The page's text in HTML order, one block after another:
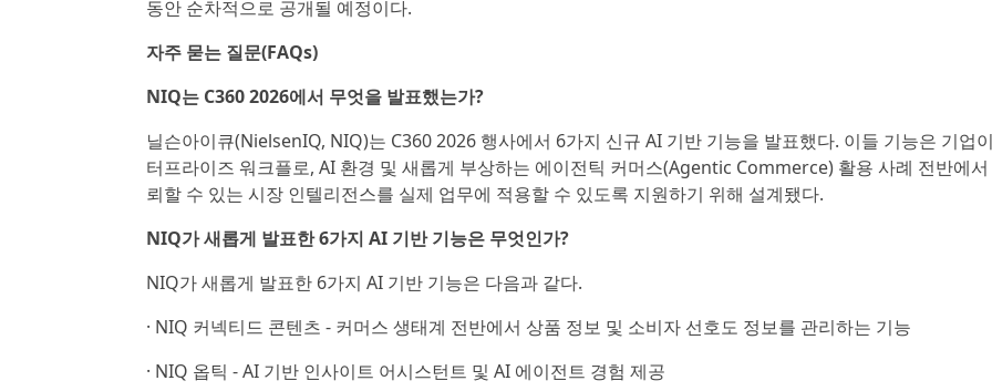
동안 순차적으로 공개될 예정이다.
자주 묻는 질문(FAQs)
NIQ는 C360 2026에서 무엇을 발표했는가?
닐슨아이큐(NielsenIQ, NIQ)는 C360 2026 행사에서 6가지 신규 AI 기반 기능을 발표했다. 이들 기능은 기업
터프라이즈 워크플로, AI 환경 및 새롭게 부상하는 에이전틱 커머스(Agentic Commerce) 활용 사례 전반에
뢰할 수 있는 시장 인텔리전스를 실제 업무에 적용할 수 있도록 지원하기 위해 설계됐다.
NIQ가 새롭게 발표한 6가지 AI 기반 기능은 무엇인가?
NIQ가 새롭게 발표한 6가지 AI 기반 기능은 다음과 같다.
· NIQ 커넥티드 콘텐츠 - 커머스 생태계 전반에서 상품 정보 및 소비자 선호도 정보를 관리하는 기능
· NIQ 옵틱 - AI 기반 인사이트 어시스턴트 및 AI 에이전트 경험 제공